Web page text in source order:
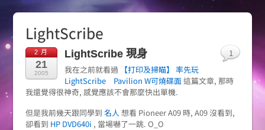
LightScribe
2 月
21
2005
LightScribe 現身
我在之前就看過
【打印及掃瞄】 率先玩
LightScribe Pavilion W可燒碟面這篇文章, 那時
我還覺得很神奇, 感覺應該不會那麼快出單機.
但是我前幾天跟同學到 名人 想看 Pioneer A09 時, A09 沒看到,
卻看到 HP DVD640i , 當場嚇了一跳. O_O
1